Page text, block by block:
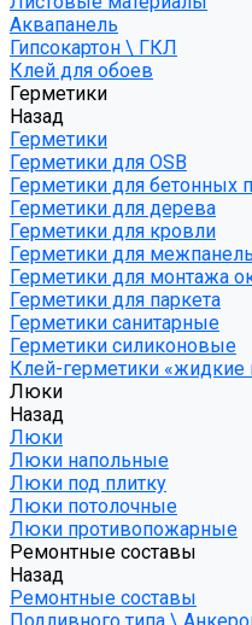
Аквапанель
Гипсокартон \ ГКЛ
Клей для обоев
Герметики
Назад
Герметики
Герметики для OSB
Герметики для бетонных
Герметики для дерева
Герметики для кровли
Герметики для
Герметики для монтажа
Герметики для паркета
Герметики санитарные
Герметики силиконовые
Клей-герметики «жидкие
Люки
Назад
Люки
Люки напольные
Люки под плитку
Люки потолочные
Люки противопожарные
Ремонтные составы
Назад
Ремонтные составы